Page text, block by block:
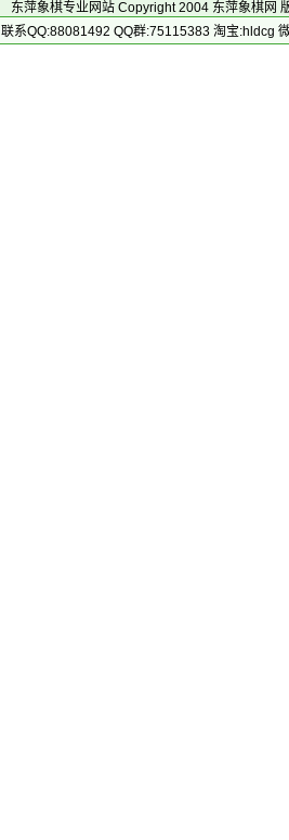
东萍象棋专业网站 Copyright 2004 东萍象棋网
联系QQ:88081492 QQ群:75115383 淘宝:hldcg